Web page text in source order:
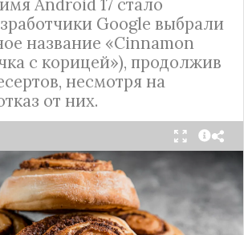
Android 17 стало
Google выбрали
название «Cinnamon
с корицей»), продолжив
несмотря на
от них.
внутреннее кодовое имя
версии Android. Как
Android 17, релиз которой
году, разрабатывается под
Bun»(«Булочка с